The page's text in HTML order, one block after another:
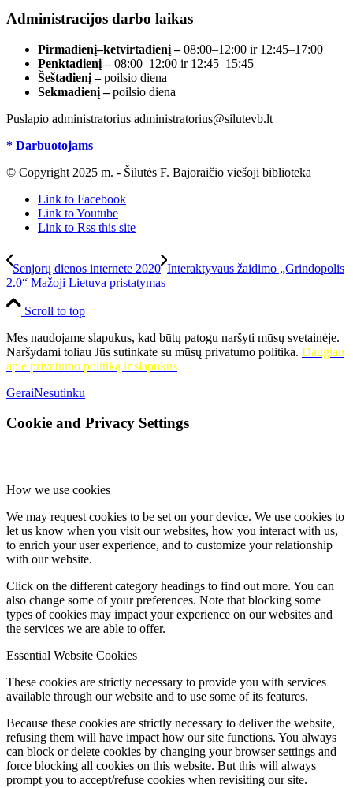
Administracijos darbo laikas
Pirmadienį–ketvirtadienį –08:00–12:00 ir 12:45–17:00
Penktadienį –08:00–12:00 ir 12:45–15:45
Šeštadienį –poilsio diena
Sekmadienį –poilsio diena
Puslapio administratorius administratorius@silutevb.lt
* Darbuotojams
© Copyright 2025 m. - Šilutės F. Bajoraičio viešoji biblioteka
Link to Facebook
Link to Youtube
Link to Rss this site
Senjorų dienos internete 2020 Interaktyvaus žaidimo „Grindopolis
2.0“ Mažoji Lietuva pristatymas
Scroll to top
Mes naudojame slapukus, kad būtų patogu naršyti mūsų svetainėje.
Naršydami toliau Jūs sutinkate su mūsų privatumo politika. Daugiau
apie privatumo politiką ir slapukus
GeraiNesutinku
Cookie and Privacy Settings
How we use cookies
We may request cookies to be set on your device. We use cookies to
let us know when you visit our websites, how you interact with us,
to enrich your user experience, and to customize your relationship
with our website.
Click on the different category headings to find out more. You can
also change some of your preferences. Note that blocking some
types of cookies may impact your experience on our websites and
the services we are able to offer.
Essential Website Cookies
These cookies are strictly necessary to provide you with services
available through our website and to use some of its features.
Because these cookies are strictly necessary to deliver the website,
refusing them will have impact how our site functions. You always
can block or delete cookies by changing your browser settings and
force blocking all cookies on this website. But this will always
prompt you to accept/refuse cookies when revisiting our site.